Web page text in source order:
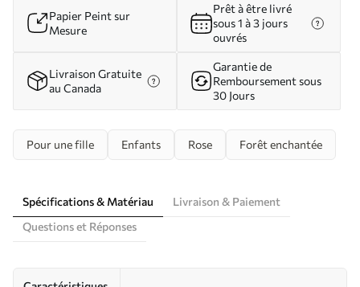
Papier Peint sur
Mesure
Prêt à être livré
sous 1 à 3 jours
ouvrés
Livraison Gratuite
au Canada
Garantie de
Remboursement sous
30 Jours
Pour une fille Enfants Rose Forêt enchantée
Spécifications & Matériau
Livraison & Paiement
Questions et Réponses